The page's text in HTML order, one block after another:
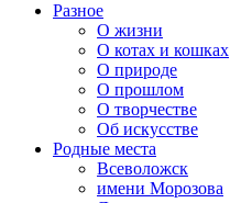
Разное
О жизни
О котах и кошках
О природе
О прошлом
О творчестве
Об искусстве
Родные места
Всеволожск
имени Морозова